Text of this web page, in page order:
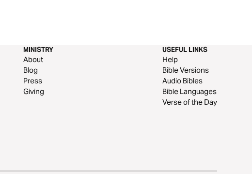
MINISTRY
About
Blog
Press
Giving
USEFUL LINKS
Help
Bible Versions
Audio Bibles
Bible Languages
Verse of the Day